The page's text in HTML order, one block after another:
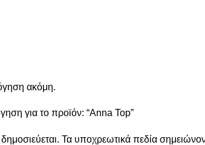
ακόμη.
για το προϊόν: “Anna Top”
Τα υποχρεωτικά πεδία